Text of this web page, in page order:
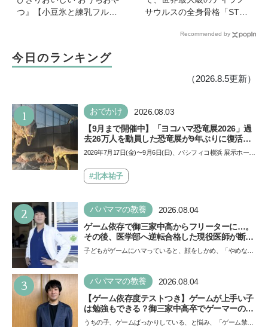
つ』【小豆氷と練乳フルー
サウルスの全身骨格「STA
DS EXPO 2026 ダイナソー
Recommended by
今日のランキング
（2026.8.5更新）
1 おでかけ 2026.08.03
【9月まで開催中】「ヨコハマ恐竜展2026」過
去26万人を動員した恐竜展が9年ぶりに復活！
夏休みのおでかけで楽しむポイントを完全ガイ
2026年7月17日(金)〜9月6日(日)、パシフィコ横浜 展示ホール
催…
#北本祐子
2 パパママの教養 2026.08.04
ゲーム依存で御三家中高からフリーターに…。
その後、医学部へ逆転合格した現役医師が断言
「ゲームの経験が受験勉強に役立った」そう考
子どもがゲームにハマっていると、顔をしかめ、「やめなさ
い…
3 パパママの教養 2026.08.04
【ゲーム依存度テストつき】ゲームが上手い子
は勉強もできる？御三家中高卒でゲーマーの医
師・阿部智史さんが教えるゲームしながら受験
うちの子、ゲームばっかりしている、と悩み、「ゲーム禁